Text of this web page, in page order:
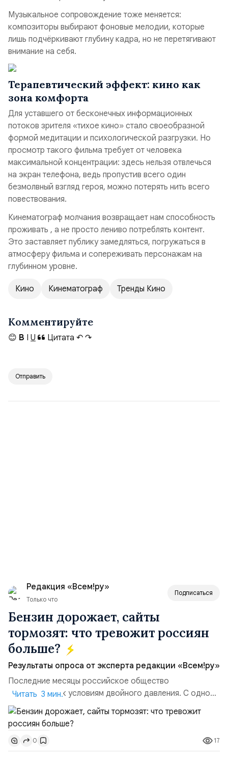
Музыкальное сопровождение тоже меняется:
композиторы выбирают фоновые мелодии, которые
лишь подчёркивают глубину кадра, но не перетягивают
внимание на себя.
Терапевтический эффект: кино как
зона комфорта
Для уставшего от бесконечных информационных
потоков зрителя «тихое кино» стало своеобразной
формой медитации и психологической разгрузки. Но
просмотр такого фильма требует от человека
максимальной концентрации: здесь нельзя отвлечься
на экран телефона, ведь пропустив всего один
безмолвный взгляд героя, можно потерять нить всего
повествования.
Кинематограф молчания возвращает нам способность
проживать , а не просто лениво потреблять контент.
Это заставляет публику замедляться, погружаться в
атмосферу фильма и сопереживать персонажам на
глубинном уровне.
Кино Кинематограф Тренды Кино
Комментируйте
😊 B I U Цитата ↶ ↷
Отправить
Редакция «Всем!ру»
Только что
Подписаться
Бензин дорожает, сайты
тормозят: что тревожит россиян
больше?
Результаты опроса от эксперта редакции «Всем!ру»
Последние месяцы российское общество
адаптируется к условиям двойного давления. С одной
стороны, происходит рост цен на товары первой
необходимости, инфляция и локальные сбои в
поставках бензина. А с другой – технологическая
турбулентность: перебои в работе интернета,
блокировки сайтов, необходимость осваивать VPN и
Читать 3 мин.
0 17